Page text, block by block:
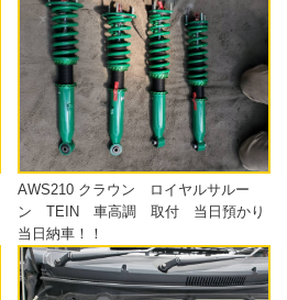
AWS210 クラウン ロイヤルサルー
ン TEIN 車高調 取付 当日預かり
当日納車！！